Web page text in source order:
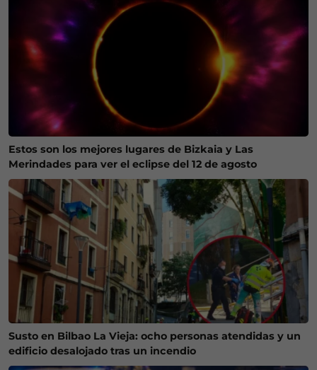
Estos son los mejores lugares de Bizkaia y Las
Merindades para ver el eclipse del 12 de agosto
Susto en Bilbao La Vieja: ocho personas atendidas y un
edificio desalojado tras un incendio